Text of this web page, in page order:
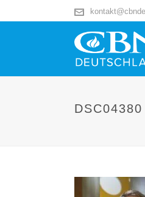
DSC04380